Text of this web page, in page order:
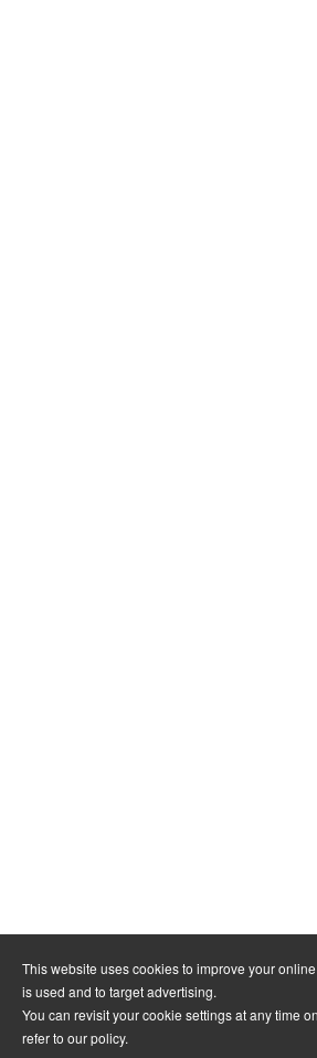
This website uses cookies to improve your
is used and to target advertising.
You can revisit your cookie settings at any time
refer to our policy.